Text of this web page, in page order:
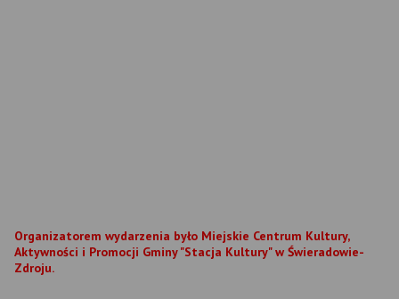
Organizatorem wydarzenia było Miejskie Centrum Kultury,
Aktywności i Promocji Gminy "Stacja Kultury" w Świeradowie-
Zdroju.